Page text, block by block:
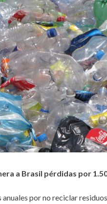
a Brasil pérdidas por
por no reciclar